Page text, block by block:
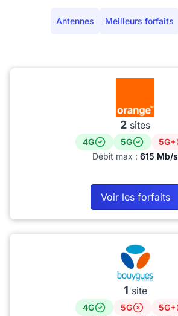
Antennes Meilleurs forfaits
2 sites
4G 5G
5G+
Débit max : 615 Mb/s
Voir les forfaits
1 site
4G 5G
5G+